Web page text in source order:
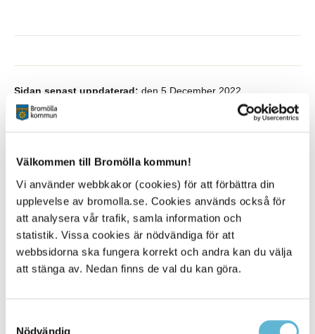
Välkommen till Bromölla kommun!
Vi använder webbkakor (cookies) för att förbättra din
upplevelse av bromolla.se. Cookies används också för
att analysera vår trafik, samla information och
statistik. Vissa cookies är nödvändiga för att
webbsidorna ska fungera korrekt och andra kan du välja
att stänga av. Nedan finns de val du kan göra.
Nödvändig
Sidan senast uppdaterad: den 5 December 2022
KONTAKT
Box 18, 295 21 Bromölla